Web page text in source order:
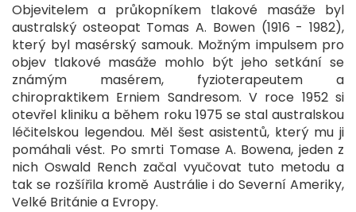
Objevitelem a průkopníkem tlakové masáže byl
australský osteopat Tomas A. Bowen (1916 - 1982),
který byl masérský samouk. Možným impulsem pro
objev tlakové masáže mohlo být jeho setkání se
známým masérem, fyzioterapeutem a
chiropraktikem Erniem Sandresom. V roce 1952 si
otevřel kliniku a během roku 1975 se stal australskou
léčitelskou legendou. Měl šest asistentů, který mu ji
pomáhali vést. Po smrti Tomase A. Bowena, jeden z
nich Oswald Rench začal vyučovat tuto metodu a
tak se rozšířila kromě Austrálie i do Severní Ameriky,
Velké Británie a Evropy.